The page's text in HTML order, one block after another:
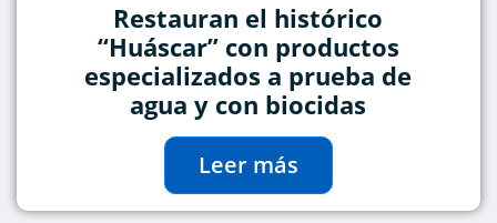
Restauran el histórico
“Huáscar” con productos
especializados a prueba de
agua y con biocidas
Leer más